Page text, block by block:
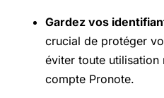
Gardez vos
crucial de protéger
éviter toute utilisation
compte Pronote.